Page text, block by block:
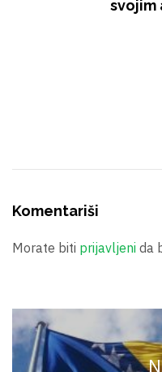
svojim
Komentariši
Morate biti prijavljeni da